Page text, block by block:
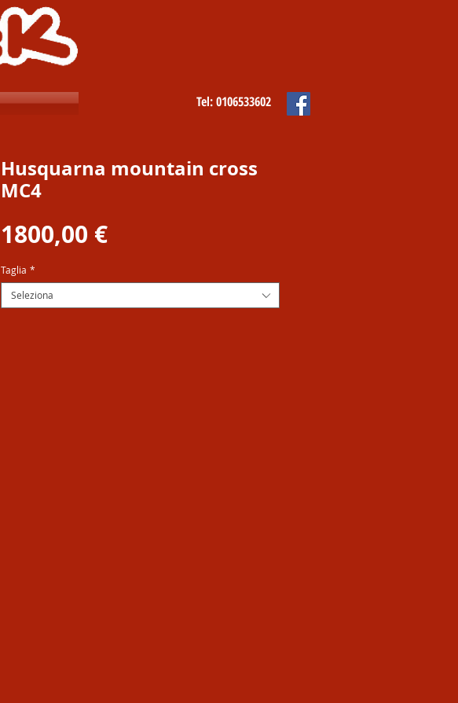
Tel: 0106533602
Husquarna mountain cross
MC4
1800,00 €Prezzo
Taglia *
Seleziona